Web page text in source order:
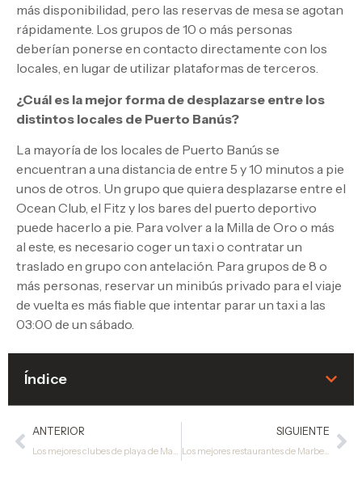
más disponibilidad, pero las reservas de mesa se agotan
rápidamente. Los grupos de 10 o más personas
deberían ponerse en contacto directamente con los
locales, en lugar de utilizar plataformas de terceros.
¿Cuál es la mejor forma de desplazarse entre los
distintos locales de Puerto Banús?
La mayoría de los locales de Puerto Banús se
encuentran a una distancia de entre 5 y 10 minutos a pie
unos de otros. Un grupo que quiera desplazarse entre el
Ocean Club, el Fitz y los bares del puerto deportivo
puede hacerlo a pie. Para volver a la Milla de Oro o más
al este, es necesario coger un taxi o contratar un
traslado en grupo con antelación. Para grupos de 8 o
más personas, reservar un minibús privado para el viaje
de vuelta es más fiable que intentar parar un taxi a las
03:00 de un sábado.
Índice
ANTERIOR
Los mejores clubes de playa de Marbella: clasificación para grupos
SIGUIENTE
Los mejores restaurantes de Marbella (Actualizado en 2026)